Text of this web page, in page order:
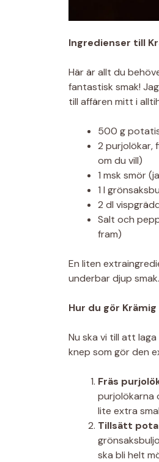
Ingredienser till
Här är allt du
fantastisk smak!
till affären mitt i
500 g
2 purjolökar,
om du vill)
1 msk smör
1 l
2 dl
Salt och
fram)
En liten
underbar djup
Hur du gör
Nu ska vi till att
knep som gör den
Fräs
purjolökarna
lite extra
Tillsätt
ska bli helt